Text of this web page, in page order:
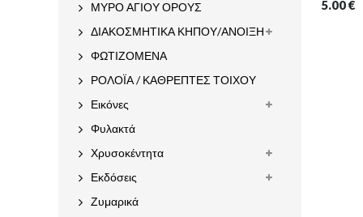
5.00€
ΜΥΡΟ ΑΓΙΟΥ ΟΡΟΥΣ
ΔΙΑΚΟΣΜΗΤΙΚΑ ΚΗΠΟΥ/ΑΝΟΙΞΗ
ΦΩΤΙΖΟΜΕΝΑ
ΡΟΛΟΪΑ / ΚΑΘΡΕΠΤΕΣ ΤΟΙΧΟΥ
Εικόνες
Φυλακτά
Χρυσοκέντητα
Εκδόσεις
Ζυμαρικά